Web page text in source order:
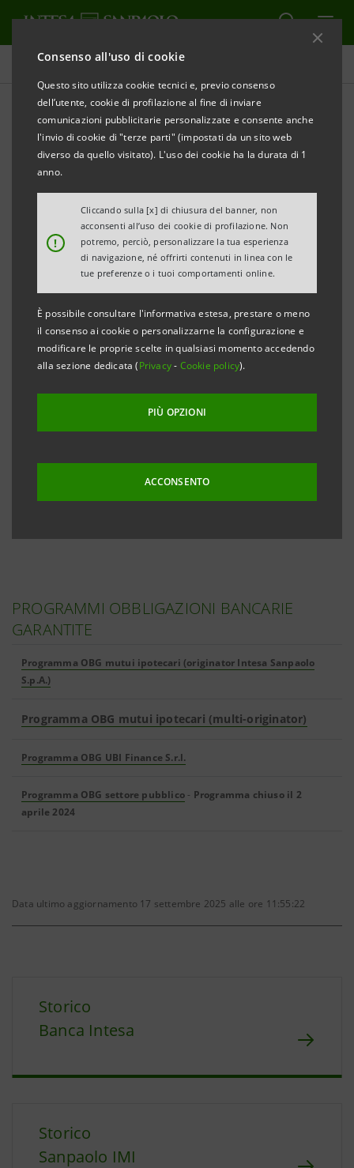
Consenso all'uso di cookie
Questo sito utilizza cookie tecnici e, previo consenso
dell’utente, cookie di profilazione al fine di inviare
comunicazioni pubblicitarie personalizzate e consente anche
l'invio di cookie di "terze parti" (impostati da un sito web
diverso da quello visitato). L'uso dei cookie ha la durata di 1
anno.
!
Cliccando sulla [x] di chiusura del banner, non
acconsenti all’uso dei cookie di profilazione. Non
potremo, perciò, personalizzare la tua esperienza
di navigazione, né offrirti contenuti in linea con le
tue preferenze o i tuoi comportamenti online.
È possibile consultare l'informativa estesa, prestare o meno
il consenso ai cookie o personalizzarne la configurazione e
modificare le proprie scelte in qualsiasi momento accedendo
alla sezione dedicata (Privacy- Cookie policy).
PIÙ OPZIONI
ACCONSENTO
Investor relations
Prospetti
STAMPA AGGIORNA
Qui si trovano tutti i prospetti relativi ai titoli emessi
da Intesa Sanpaolo dal 1° gennaio 2007, data di
decorrenza della fusione tra Banca Intesa e Sanpaolo
IMI. Per i titoli emessi anteriormente a tale data, si
può fare riferimento ai precedenti siti delle due
banche, cliccando sui link qui sotto riportati.
PROGRAMMI OBBLIGAZIONI BANCARIE
GARANTITE
Programma OBG mutui ipotecari (originator Intesa Sanpaolo
S.p.A.)
Programma OBG mutui ipotecari (multi-originator)
Programma OBG UBI Finance S.r.l.
Programma OBG settore pubblico - Programma chiuso il 2
aprile 2024
Data ultimo aggiornamento 17 settembre 2025 alle ore 11:55:22
Storico
Banca Intesa
Storico
Sanpaolo IMI